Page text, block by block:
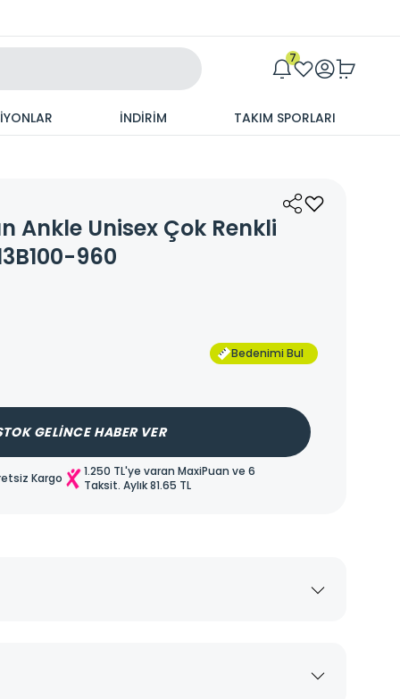
7
İNDİRİM TAKIM SPORLARI
Ankle Unisex Çok Renkli
960
Bedenimi Bul
GELİNCE HABER VER
Kargo
1.250 TL'ye varan MaxiPuan ve 6
Taksit. Aylık81.65 TL